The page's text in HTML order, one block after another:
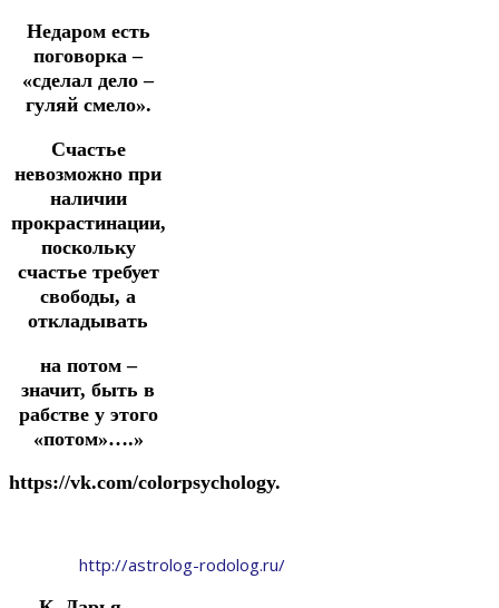
Недаром есть
поговорка –
«сделал дело –
гуляй смело».
Счастье
невозможно при
наличии
прокрастинации,
поскольку
счастье требует
свободы, а
откладывать
на потом –
значит, быть в
рабстве у этого
«потом»….»
https://vk.com/colorpsychology.
http://astrolog-rodolog.ru/